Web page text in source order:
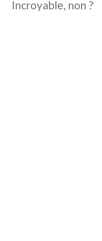
Incroyable, non ?